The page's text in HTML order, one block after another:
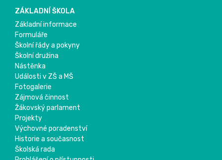
ZÁKLADNÍ ŠKOLA
Základní informace
Formuláře
Školní řády a pokyny
Školní družina
Nástěnka
Události v ZŠ a MŠ
Fotogalerie
Zájmová činnost
Žákovský parlament
Projekty
Výchovné poradenství
Historie a současnost
Školská rada